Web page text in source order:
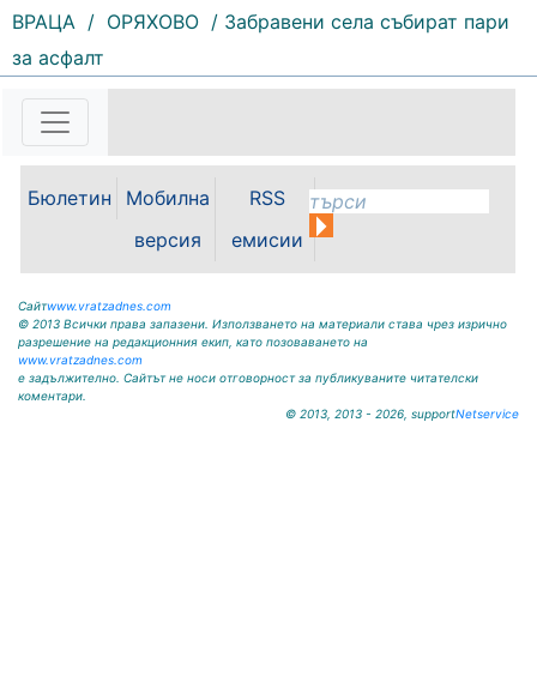
107 | 2026-08-06 09:46:54
Купа Гърков „Визия 3“.
необичаен формат на 30 юли, 31
юли и 1 август на картинг пистата
във Враца. Всички...
ВРАЦА / ОРЯХОВО / Забравени села събират пари
за асфалт
Бюлетин
Мобилна
версия
RSS
емисии
Сайтwww.vratzadnes.com
© 2013 Всички права запазени. Използването на материали става чрез изрично
разрешение на редакционния екип, като позоваването на
www.vratzadnes.com
е задължително. Сайтът не носи отговорност за публикуваните читателски
коментари.
© 2013, 2013 - 2026, supportNetservice